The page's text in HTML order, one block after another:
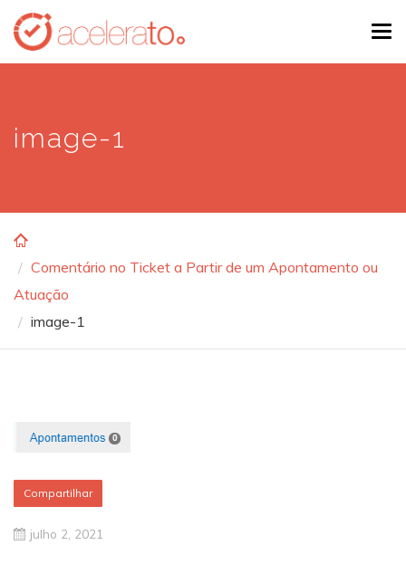
Skip
main
image-1
Comentário no Ticket a Partir de um Apontamento ou
Atuação
image-1
Compartilhar
julho 2, 2021